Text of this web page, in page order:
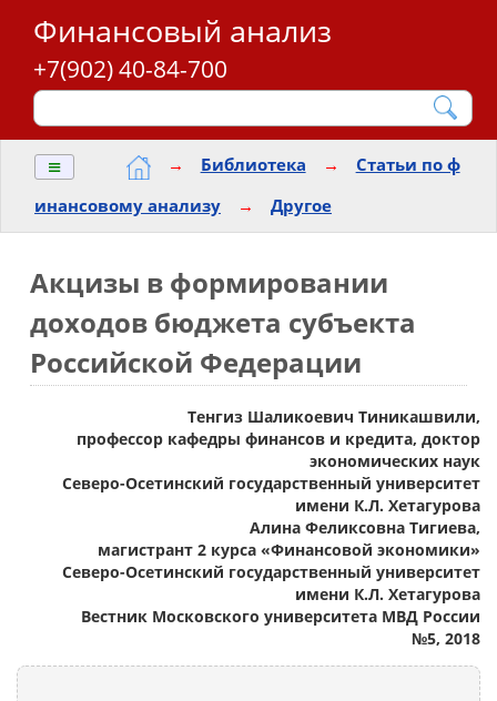
Финансовый анализ
+7(902) 40-84-700
≡ → Библиотека →
Статьи по ф
инансовому анализу
→ Другое
Акцизы в формировании
доходов бюджета субъекта
Российской Федерации
Тенгиз Шаликоевич Тиникашвили,
профессор кафедры финансов и кредита, доктор
экономических наук
Северо-Осетинский государственный университет
имени К.Л. Хетагурова
Aлина Феликсовна Тигиева,
магистрант 2 курса «Финансовой экономики»
Северо-Осетинский государственный университет
имени К.Л. Хетагурова
Вестник Московского университета МВД России
№5, 2018